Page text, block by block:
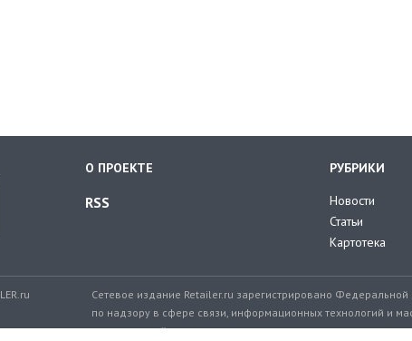
О ПРОЕКТЕ
RSS
РУБРИКИ
Новости
Статьи
Картотека
Сетевое издание Retailer.ru зарегистрировано Федеральной
по надзору в сфере связи, информационных технологий и
коммуникаций.